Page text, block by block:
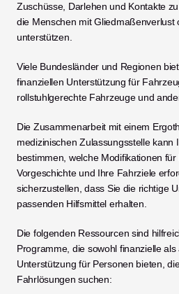
Zuschüsse, Darlehen und Kontakte
die Menschen mit Gliedmaßenverlust
unterstützen.
Viele Bundesländer und Regionen
finanziellen Unterstützung für
rollstuhlgerechte Fahrzeuge und
Die Zusammenarbeit mit einem
medizinischen Zulassungsstelle kann
bestimmen, welche Modifikationen
Vorgeschichte und Ihre Fahrziele
sicherzustellen, dass Sie die richtige
passenden Hilfsmittel erhalten.
Die folgenden Ressourcen sind
Programme, die sowohl finanzielle
Unterstützung für Personen bieten,
Fahrlösungen suchen: